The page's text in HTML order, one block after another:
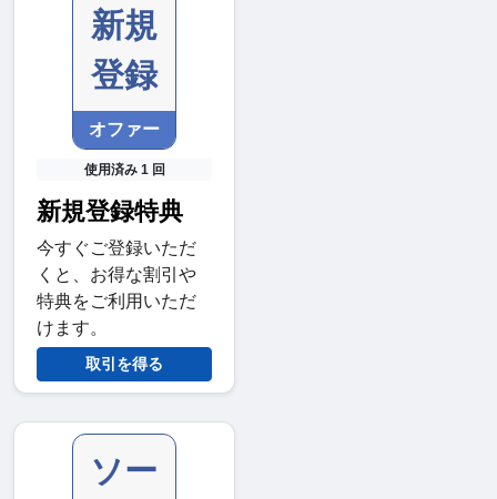
新規
登録
オファー
使用済み 1 回
新規登録特典
今すぐご登録いただ
くと、お得な割引や
特典をご利用いただ
けます。
取引を得る
ソー